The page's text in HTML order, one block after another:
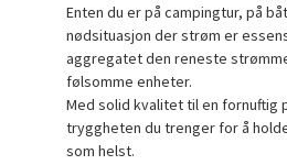
Enten du er på campingtur, på
nødsituasjon der strøm er
aggregatet den reneste
følsomme enheter.
Med solid kvalitet til en fornuftig
tryggheten du trenger for å
som helst.